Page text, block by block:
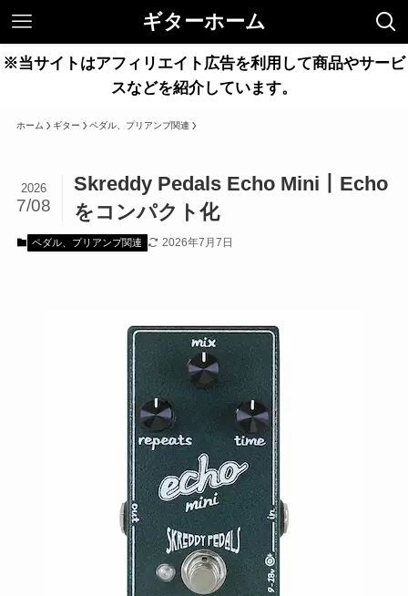
ギターホーム
※当サイトはアフィリエイト広告を利用して商品やサービ
スなどを紹介しています。
ホーム ギター ペダル、プリアンプ関連
Skreddy Pedals Echo Mini丨Echo
をコンパクト化
2026
7/08
ペダル、プリアンプ関連 2026年7月7日